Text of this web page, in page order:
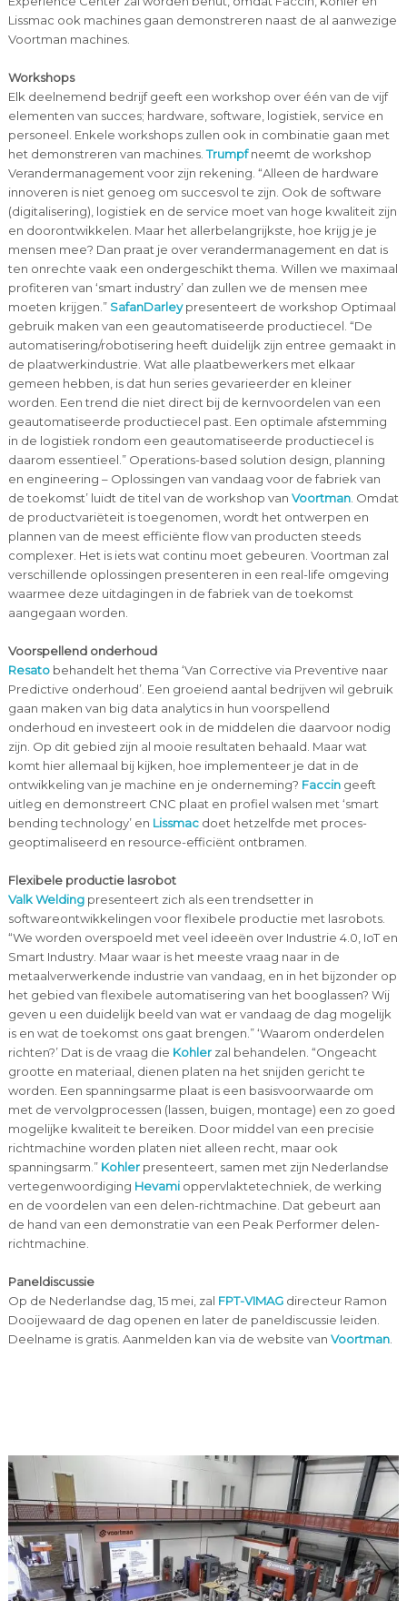
Lissmac ook machines gaan demonstreren naast de al aanwezige
Voortman machines.
Workshops
Elk deelnemend bedrijf geeft een workshop over één van de vijf
elementen van succes; hardware, software, logistiek, service en
personeel. Enkele workshops zullen ook in combinatie gaan met
het demonstreren van machines.Trumpfneemt de workshop
Verandermanagement voor zijn rekening. “Alleen de hardware
innoveren is niet genoeg om succesvol te zijn. Ook de software
(digitalisering), logistiek en de service moet van hoge kwaliteit zijn
en doorontwikkelen. Maar het allerbelangrijkste, hoe krijg je je
mensen mee? Dan praat je over verandermanagement en dat is
ten onrechte vaak een ondergeschikt thema. Willen we maximaal
profiteren van ‘smart industry’ dan zullen we de mensen mee
moeten krijgen.” SafanDarleypresenteert de workshop Optimaal
gebruik maken van een geautomatiseerde productiecel. “De
automatisering/robotisering heeft duidelijk zijn entree gemaakt in
de plaatwerkindustrie. Wat alle plaatbewerkers met elkaar
gemeen hebben, is dat hun series gevarieerder en kleiner
worden. Een trend die niet direct bij de kernvoordelen van een
geautomatiseerde productiecel past. Een optimale afstemming
in de logistiek rondom een geautomatiseerde productiecel is
daarom essentieel.” Operations-based solution design, planning
en engineering – Oplossingen van vandaag voor de fabriek van
de toekomst’ luidt de titel van de workshop van Voortman. Omdat
de productvariëteit is toegenomen, wordt het ontwerpen en
plannen van de meest efficiënte flow van producten steeds
complexer. Het is iets wat continu moet gebeuren. Voortman zal
verschillende oplossingen presenteren in een real-life omgeving
waarmee deze uitdagingen in de fabriek van de toekomst
aangegaan worden.
Voorspellend onderhoud
Resatobehandelt het thema ‘Van Corrective via Preventive naar
Predictive onderhoud’. Een groeiend aantal bedrijven wil gebruik
gaan maken van big data analytics in hun voorspellend
onderhoud en investeert ook in de middelen die daarvoor nodig
zijn. Op dit gebied zijn al mooie resultaten behaald. Maar wat
komt hier allemaal bij kijken, hoe implementeer je dat in de
ontwikkeling van je machine en je onderneming? Faccingeeft
uitleg en demonstreert CNC plaat en profiel walsen met ‘smart
bending technology’ en Lissmacdoet hetzelfde met proces-
geoptimaliseerd en resource-efficiënt ontbramen.
Flexibele productie lasrobot
Valk Weldingpresenteert zich als een trendsetter in
softwareontwikkelingen voor flexibele productie met lasrobots.
“We worden overspoeld met veel ideeën over Industrie 4.0, IoT en
Smart Industry. Maar waar is het meeste vraag naar in de
metaalverwerkende industrie van vandaag, en in het bijzonder op
het gebied van flexibele automatisering van het booglassen? Wij
geven u een duidelijk beeld van wat er vandaag de dag mogelijk
is en wat de toekomst ons gaat brengen.” ‘Waarom onderdelen
richten?’ Dat is de vraag die Kohlerzal behandelen. “Ongeacht
grootte en materiaal, dienen platen na het snijden gericht te
worden. Een spanningsarme plaat is een basisvoorwaarde om
met de vervolgprocessen (lassen, buigen, montage) een zo goed
mogelijke kwaliteit te bereiken. Door middel van een precisie
richtmachine worden platen niet alleen recht, maar ook
spanningsarm.” Kohlerpresenteert, samen met zijn Nederlandse
vertegenwoordiging Hevamioppervlaktetechniek, de werking
en de voordelen van een delen-richtmachine. Dat gebeurt aan
de hand van een demonstratie van een Peak Performer delen-
richtmachine.
Paneldiscussie
Op de Nederlandse dag, 15 mei, zal FPT-VIMAGdirecteur Ramon
Dooijewaard de dag openen en later de paneldiscussie leiden.
Deelname is gratis. Aanmelden kan via de website van Voortman.